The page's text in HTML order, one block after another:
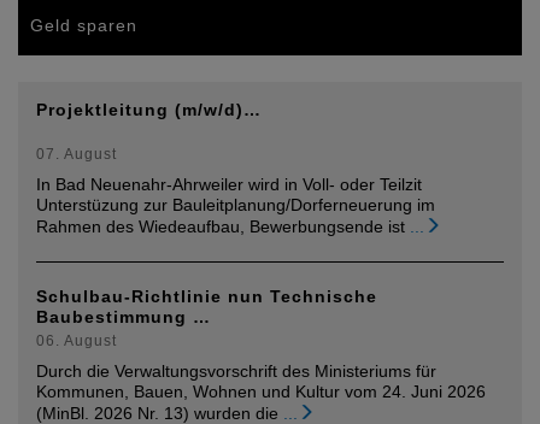
Geld sparen
Projektleitung (m/w/d)…
07. August
In Bad Neuenahr-Ahrweiler wird in Voll- oder Teilzit
Unterstüzung zur Bauleitplanung/Dorferneuerung im
Rahmen des Wiedeaufbau, Bewerbungsende ist
Schulbau-Richtlinie nun Technische
Baubestimmung …
06. August
Durch die Verwaltungsvorschrift des Ministeriums für
Kommunen, Bauen, Wohnen und Kultur vom 24. Juni 2026
(MinBl. 2026 Nr. 13) wurden die